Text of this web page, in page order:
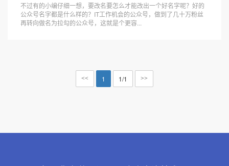
不过有的小编仔细一想，要改名要怎么才能改出一个好名字呢？好的
公众号名字都是什么样的？IT工作机会的公众号，做到了几十万粉丝
再转向做名为拉勾的公众号，这就是个更容...
<< 1 1/1 >>